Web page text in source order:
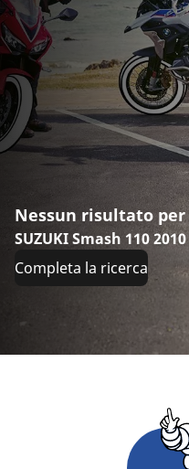
Nessun risultato per
SUZUKI Smash 110 2010
Completa la ricerca